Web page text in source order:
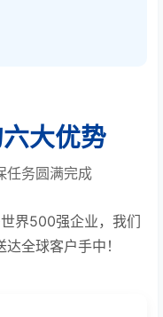
大优势
任务圆满完成
界500强企业，我们
全球客户手中！